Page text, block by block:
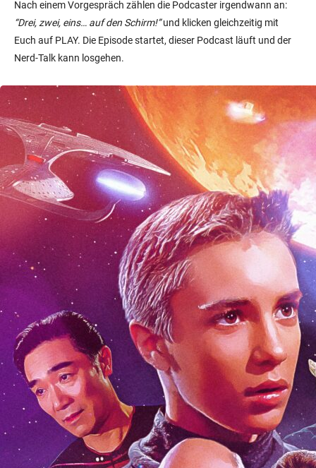
Nach einem Vorgespräch zählen die Podcaster irgendwann an:
“Drei, zwei, eins… auf den Schirm!”und klicken gleichzeitig mit
Euch auf PLAY. Die Episode startet, dieser Podcast läuft und der
Nerd-Talk kann losgehen.